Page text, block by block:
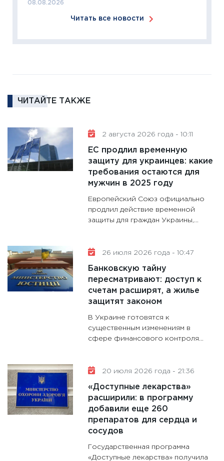
08.08.2026
Читать все новости
11:28
ЧИТАЙТЕ ТАКЖЕ
2 августа 2026 года - 10:11
ЕС продлил временную
защиту для украинцев: какие
требования остаются для
мужчин в 2025 году
Европейский Союз официально
продлил действие временной
защиты для граждан Украины,...
26 июля 2026 года - 10:47
Банковскую тайну
пересматривают: доступ к
счетам расширят, а жилье
защитят законом
В Украине готовятся к
существенным изменениям в
сфере финансового контроля...
20 июля 2026 года - 21:36
«Доступные лекарства»
расширили: в программу
добавили еще 260
препаратов для сердца и
сосудов
Государственная программа
«Доступные лекарства» получила